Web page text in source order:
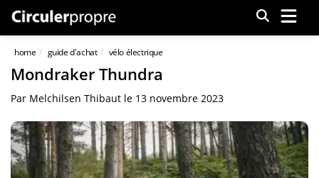
Menu
home guide d'achat vélo électrique
Mondraker Thundra
Par Melchilsen Thibaut le 13 novembre 2023